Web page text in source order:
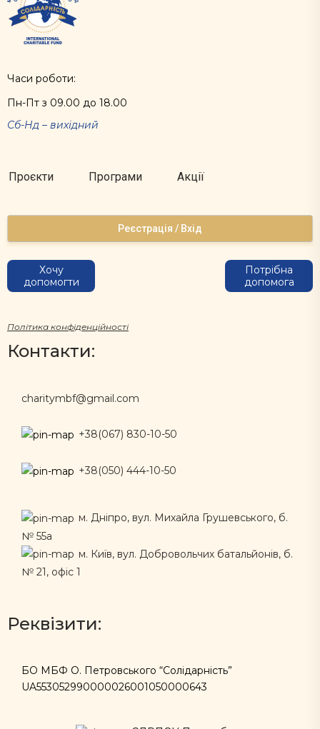
Часи роботи:
Пн-Пт з 09.00 до 18.00
Сб-Нд – вихідний
Проєкти Програми Акції
Реєстрація / Вхід
Хочу
допомогти
Потрібна
допомога
Політика конфіденційності
Контакти:
charitymbf@gmail.com
+38(067) 830-10-50
+38(050) 444-10-50
м. Дніпро, вул. Михайла Грушевського, б.
№ 55а
м. Київ, вул. Добровольчих батальйонів, б.
№ 21, офіс 1
Реквізити:
БО МБФ О. Петровського “Солідарність”
UA553052990000026001050000643